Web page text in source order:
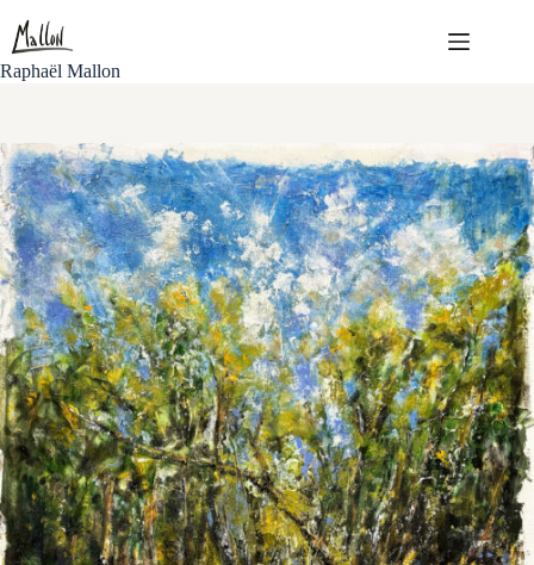
contenu
Raphaël Mallon